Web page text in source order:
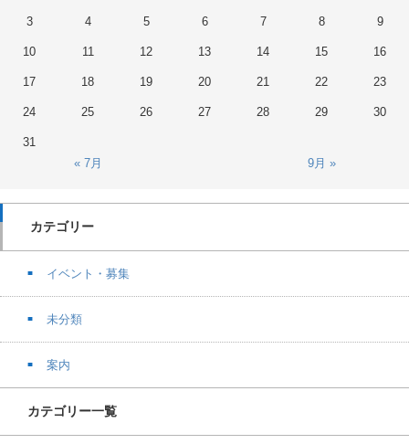
3 4 5 6 7 8 9
10 11 12 13 14 15 16
17 18 19 20 21 22 23
24 25 26 27 28 29 30
31
« 7月
9月 »
カテゴリー
イベント・募集
未分類
案内
カテゴリー一覧